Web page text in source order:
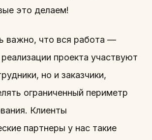
это делаем!
важно, что вся работа —
проекта участвуют
но и заказчики,
ограниченный периметр
Клиенты
партнеры у нас такие